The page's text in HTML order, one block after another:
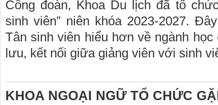
Công đoàn, Khoa Du lịch đã tổ
sinh viên” niên khóa 2023-2027.
Tân sinh viên hiểu hơn về ngành
lưu, kết nối giữa giảng viên với sinh
KHOA NGOẠI NGỮ TỔ CHỨC